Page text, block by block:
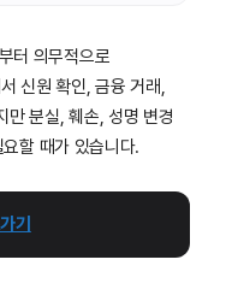
터 의무적으로
신원 확인, 금융 거래,
만 분실, 훼손, 성명 변경
할 때가 있습니다.
기